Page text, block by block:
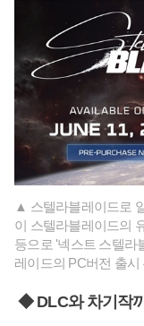
▲ 스텔라블레이드로
이 스텔라블레이드의
등으로 '넥스트 스텔라
레이드의 PC버전 출
◆ DLC와 차기작